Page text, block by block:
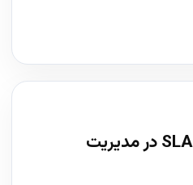
پارادوکس استفاده از SLA در مدیریت